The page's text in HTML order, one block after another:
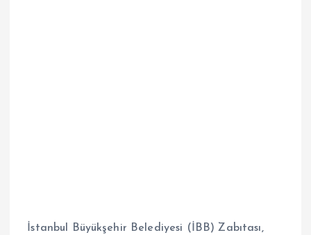
İstanbul Büyükşehir Belediyesi (İBB) Zabıtası,